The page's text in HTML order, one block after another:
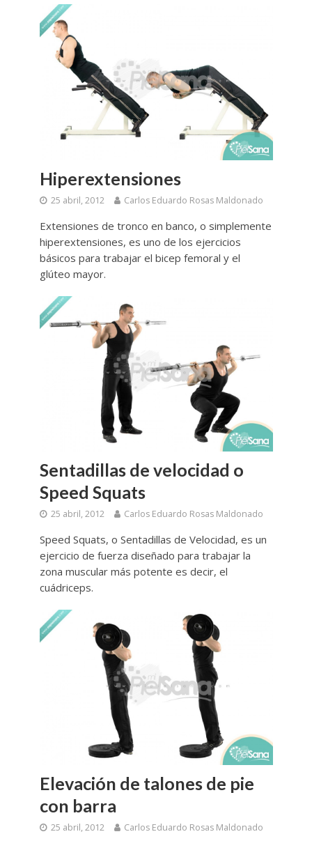
Hiperextensiones
25 abril, 2012 Carlos Eduardo Rosas Maldonado
Extensiones de tronco en banco, o simplemente
hiperextensiones, es uno de los ejercicios
básicos para trabajar el bicep femoral y el
glúteo mayor.
Sentadillas de velocidad o
Speed Squats
25 abril, 2012 Carlos Eduardo Rosas Maldonado
Speed Squats, o Sentadillas de Velocidad, es un
ejercicio de fuerza diseñado para trabajar la
zona muscular más potente es decir, el
cuádriceps.
Elevación de talones de pie
con barra
25 abril, 2012 Carlos Eduardo Rosas Maldonado